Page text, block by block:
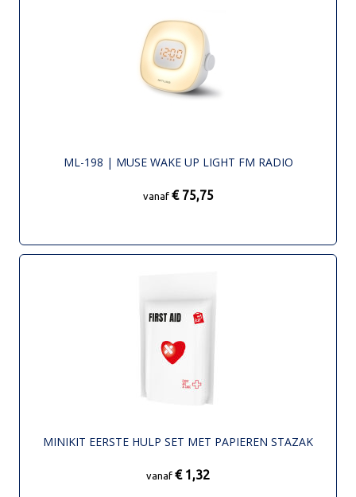
ML-198 | MUSE WAKE UP LIGHT FM RADIO
vanaf € 75,75
MINIKIT EERSTE HULP SET MET PAPIEREN STAZAK
vanaf € 1,32